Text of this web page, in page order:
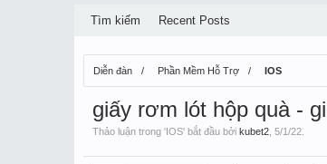
Diễn đàn Phần Mềm Hỗ Trợ IOS
giấy rơm lót hộp quà -
Thảo luận trong 'IOS' bắt đầu bởi kubet2 5/1/22
Tìm kiếm Recent Posts